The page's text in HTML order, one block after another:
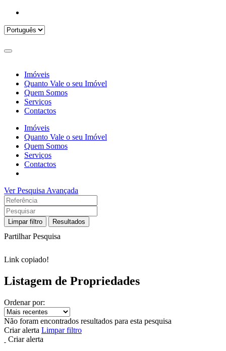
Imóveis
Quanto Vale o seu Imóvel
Quem Somos
Serviços
Contactos
Imóveis
Quanto Vale o seu Imóvel
Quem Somos
Serviços
Contactos
Ver Pesquisa Avançada
Limpar filtro Resultados
Partilhar Pesquisa
Link copiado!
Listagem de Propriedades
Ordenar por:
Não foram encontrados resultados para esta pesquisa
Criar alerta Limpar filtro
Criar alerta